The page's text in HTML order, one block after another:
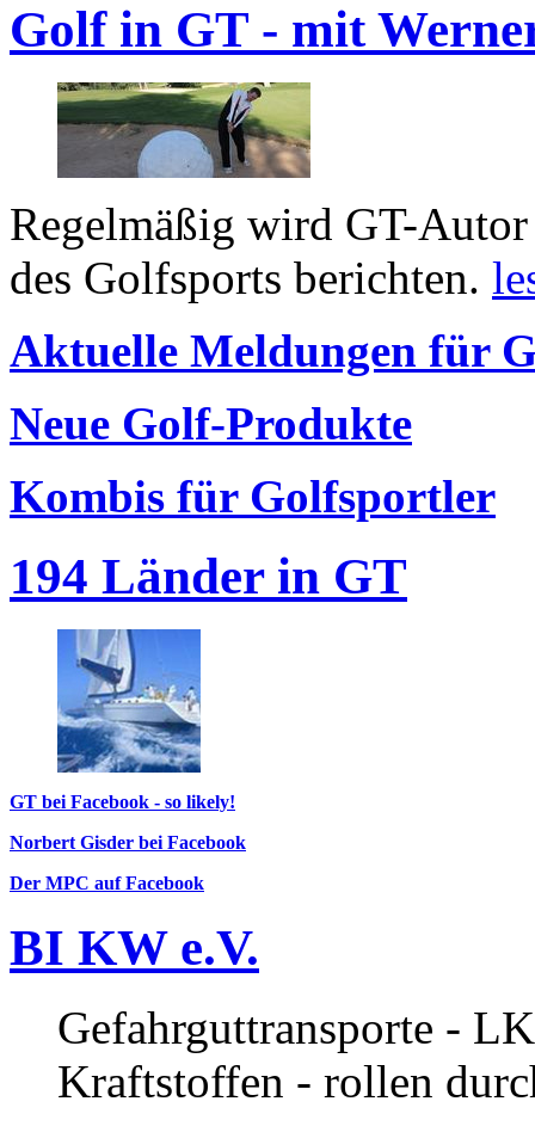
Golf in GT - mit
Regelmäßig wird GT-
des Golfsports berichten.
Aktuelle Meldungen für
Neue Golf-Produkte
Kombis für Golfsportler
194 Länder in GT
GT bei Facebook - so likely!
Norbert Gisder bei Facebook
Der MPC auf Facebook
BI KW e.V.
Gefahrguttransporte -
Kraftstoffen - rollen